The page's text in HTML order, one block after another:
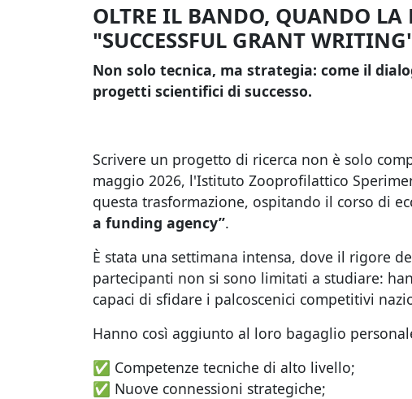
OLTRE IL BANDO, QUANDO LA
"SUCCESSFUL GRANT
Non solo tecnica, ma strategia: come il
progetti scientifici di successo.
Scrivere un progetto di ricerca non è solo
maggio 2026, l'Istituto Zooprofilattico
questa trasformazione, ospitando il corso di
a funding agency”.
È stata una settimana intensa, dove il rigore
partecipanti non si sono limitati a studiare:
capaci di sfidare i palcoscenici competitivi
Hanno così aggiunto al loro bagaglio
✅ Competenze tecniche di alto livello;
✅ Nuove connessioni strategiche;